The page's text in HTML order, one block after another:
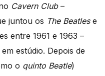
Cavern Club–
juntou os The Beatlese
entre 1961 e 1963 –
estúdio. Depois de
o quinto Beatle)